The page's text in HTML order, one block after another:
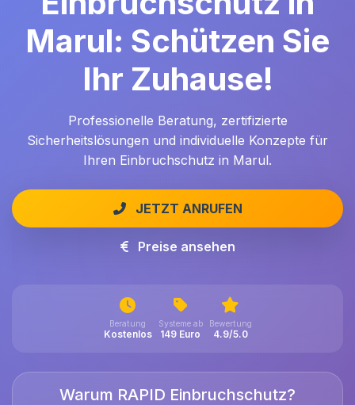
Marul: Schützen Sie
Ihr Zuhause!
Professionelle Beratung, zertifizierte
Sicherheitslösungen und individuelle Konzepte für
Ihren Einbruchschutz in Marul.
JETZT ANRUFEN
Preise ansehen
Beratung
Kostenlos
Systeme ab
149 Euro
Bewertung
4.9/5.0
Warum RAPID Einbruchschutz?